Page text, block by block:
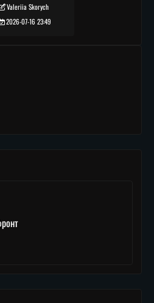
Valeriia Skorych
2026-07-16 23:49